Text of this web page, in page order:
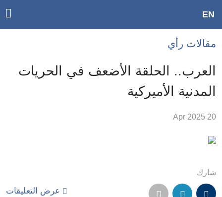
Accessibility
links
الرئيسي
الأقسام
Skip
Search
EN
مقالات رأي
العرب.. الحلقة الأضعف في الحريات
المدنية الأميركية
20 Apr 2025
شارك
عرض التعليقات